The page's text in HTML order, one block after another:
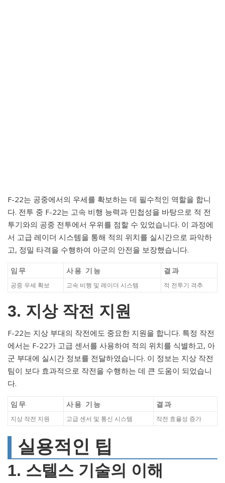
F-22는 공중에서의 우세를 확보하는 데 필수적인 역할을 합니
다. 전투 중 F-22는 고속 비행 능력과 민첩성을 바탕으로 적 전
투기와의 공중 전투에서 우위를 점할 수 있었습니다. 이 과정에
서 고급 레이더 시스템을 통해 적의 위치를 실시간으로 파악하
고, 정밀 타격을 수행하여 아군의 안전을 보장했습니다.
임무 사용 기능 결과
공중 우세 확보 고속 비행 및 레이더 시스템 적 전투기 격추
3. 지상 작전 지원
F-22는 지상 부대의 작전에도 중요한 지원을 합니다. 특정 작전
에서는 F-22가 고급 센서를 사용하여 적의 위치를 식별하고, 아
군 부대에 실시간 정보를 전달하였습니다. 이 정보는 지상 작전
팀이 보다 효과적으로 작전을 수행하는 데 큰 도움이 되었습니
다.
임무 사용 기능 결과
지상 작전 지원 고급 센서 및 통신 시스템 작전 효율성 증가
실용적인 팁
1. 스텔스 기술의 이해